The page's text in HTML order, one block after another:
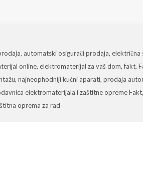
, automatski osigurači prodaja,električna
online,elektromaterijal za vaš dom,fakt,
,najneophodniji kućni aparati,prodaja
elektromaterijala i zaštitne opreme Fakt
oprema za rad